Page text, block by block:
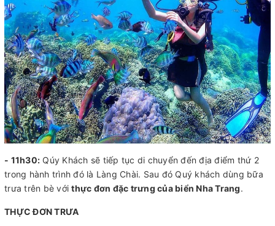
- 11h30: Qúy Khách sẽ tiếp tục di chuyển đến địa điểm thứ 2
trong hành trình đó là Làng Chài. Sau đó Quý khách dùng bữa
trưa trên bè vớithực đơn đặc trưng của biển Nha Trang.
THỰC ĐƠN TRƯA